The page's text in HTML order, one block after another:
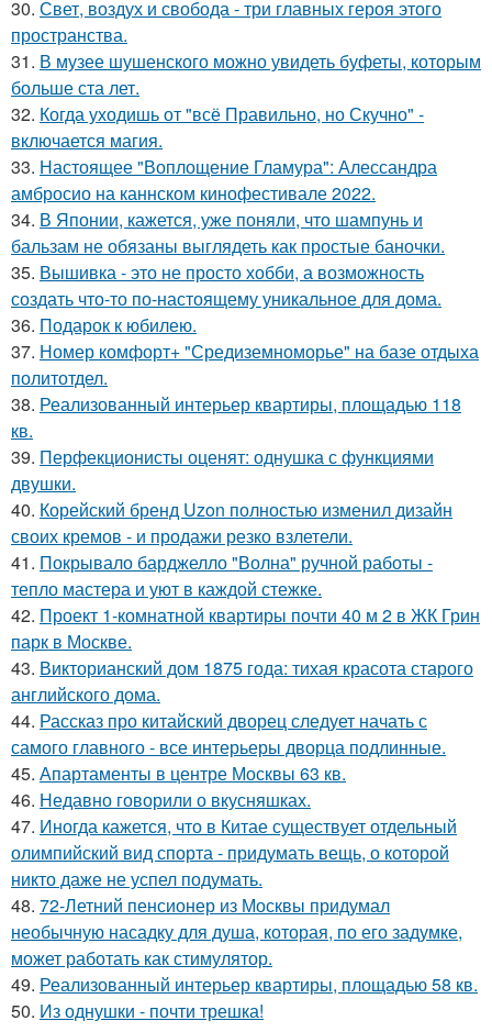
30. Свет, воздух и свобода - три главных героя этого
пространства.
31. В музее шушенского можно увидеть буфеты, которым
больше ста лет.
32. Когда уходишь от "всё Правильно, но Скучно" -
включается магия.
33. Настоящее "Воплощение Гламура": Алессандра
амбросио на каннском кинофестивале 2022.
34. В Японии, кажется, уже поняли, что шампунь и
бальзам не обязаны выглядеть как простые баночки.
35. Вышивка - это не просто хобби, а возможность
создать что-то по-настоящему уникальное для дома.
36. Подарок к юбилею.
37. Номер комфорт+ "Средиземноморье" на базе отдыха
политотдел.
38. Реализованный интерьер квартиры, площадью 118
кв.
39. Перфекционисты оценят: однушка с функциями
двушки.
40. Корейский бренд Uzon полностью изменил дизайн
своих кремов - и продажи резко взлетели.
41. Покрывало барджелло "Волна" ручной работы -
тепло мастера и уют в каждой стежке.
42. Проект 1-комнатной квартиры почти 40 м 2 в ЖК Грин
парк в Москве.
43. Викторианский дом 1875 года: тихая красота старого
английского дома.
44. Рассказ про китайский дворец следует начать с
самого главного - все интерьеры дворца подлинные.
45. Апартаменты в центре Москвы 63 кв.
46. Недавно говорили о вкусняшках.
47. Иногда кажется, что в Китае существует отдельный
олимпийский вид спорта - придумать вещь, о которой
никто даже не успел подумать.
48. 72-Летний пенсионер из Москвы придумал
необычную насадку для душа, которая, по его задумке,
может работать как стимулятор.
49. Реализованный интерьер квартиры, площадью 58 кв.
50. Из однушки - почти трешка!